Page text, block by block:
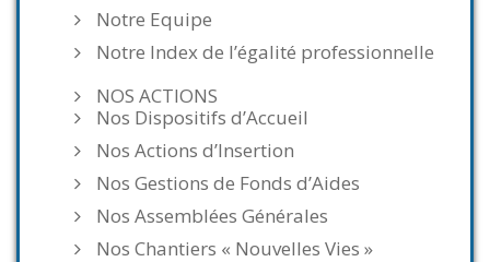
Notre Equipe
Notre Index de l’égalité professionnelle
NOS ACTIONS
Nos Dispositifs d’Accueil
Nos Actions d’Insertion
Nos Gestions de Fonds d’Aides
Nos Assemblées Générales
Nos Chantiers « Nouvelles Vies »